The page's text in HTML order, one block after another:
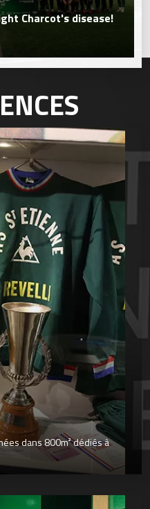
Charcot's disease!
dans 800m² dédiés à